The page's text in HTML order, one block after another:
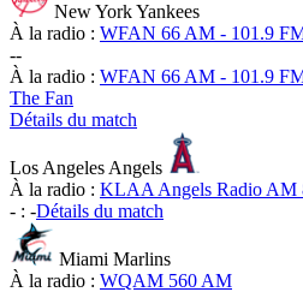
New York Yankees
À la radio : WFAN 66 AM - 101.9
--
À la radio : WFAN 66 AM - 101.9
The Fan
Détails du match
Los Angeles Angels
À la radio : KLAA Angels Radio AM
- : -Détails du match
Miami Marlins
À la radio : WQAM 560 AM